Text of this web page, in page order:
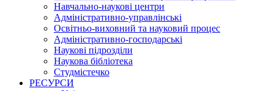
Навчально-наукові центри
Адміністративно-управлінські
Освітньо-виховний та науковий процес
Адміністративно-господарські
Наукові підрозділи
Наукова бібліотека
Студмістечко
РЕСУРСИ